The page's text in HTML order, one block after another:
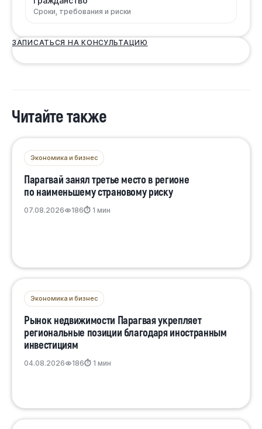
Сроки, требования и риски
ЗАПИСАТЬСЯ НА КОНСУЛЬТАЦИЮ
Читайте также
Экономика и бизнес
Парагвай занял третье место в регионе
по наименьшему страновому риску
07.08.2026 186⏱ 1 мин
Экономика и бизнес
Рынок недвижимости Парагвая укрепляет
региональные позиции благодаря иностранным
инвестициям
04.08.2026 186⏱ 1 мин